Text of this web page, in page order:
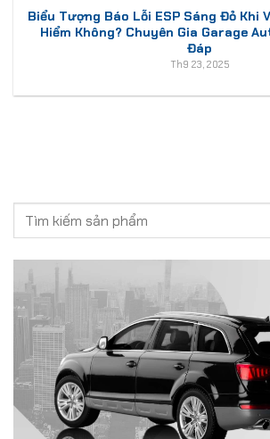
Biểu Tượng Báo Lỗi ESP Sáng Đỏ Khi
Hiểm Không? Chuyên Gia Garage
Đáp
Th9 23, 2025